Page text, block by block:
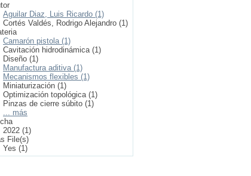
Aguilar Diaz, Luis Ricardo (1)
Cortés Valdés, Rodrigo Alejandro (1)
Camarón pistola (1)
Cavitación hidrodinámica (1)
Diseño (1)
Manufactura aditiva (1)
Mecanismos flexibles (1)
Miniaturización (1)
Optimización topológica (1)
Pinzas de cierre súbito (1)
... más
2022 (1)
File(s)
Yes (1)